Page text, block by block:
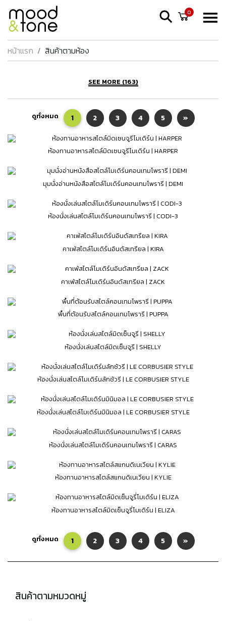
0
หน้าแรก สินค้าตามห้อง
SEE MORE (163)
ดูทั้งหมด 1 2 3 4 5 »
ห้องทานอาหารสไตล์มิดเซนจูรีโมเดิร์น | HARPER
มุมนั่งอ่านหนังสือสไตล์โมเดิร์นคอนเทมโพรารี | DEMI
ห้องนั่งเล่นสไตล์โมเดิร์นคอนเทมโพรารี | CODI-3
คาเฟ่สไตล์โมเดิร์นอินดัสเทรียล | KIRA
คาเฟ่สไตล์โมเดิร์นอินดัสเทรียล | ZACK
พื้นที่ต้อนรับสไตล์คอนเทมโพรารี | PUPPA
ห้องนั่งเล่นสไตล์มิดเซ็นจูรี | SHELLY
ห้องนั่งเล่นสไตล์โมเดิร์นลักชัวรี | LE CORBUSIER STYLE
ห้องนั่งเล่นสไตล์โมเดิร์นมินิมอล | LE CORBUSIER STYLE
ห้องนั่งเล่นสไตล์โมเดิร์นคอนเทมโพรารี | CARAS
ห้องทานอาหารสไตล์สแกนดิเนเวียน | KYLIE
ห้องทานอาหารสไตล์มิดเซ็นจูรี่โมเดิร์น | ELIZA
ดูทั้งหมด 1 2 3 4 5 »
สินค้าตามหมวดหมู่